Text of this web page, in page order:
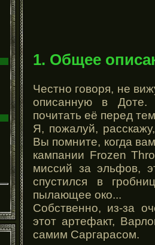
1. Общее
Честно говоря, не
описанную в
почитать её перед
Я, пожалуй,
Вы помните, когда
кампании Frozen
миссий за эльфов,
спустился в
пылающее око...
Собственно, из-за
этот артефакт,
самим Саргарасом.